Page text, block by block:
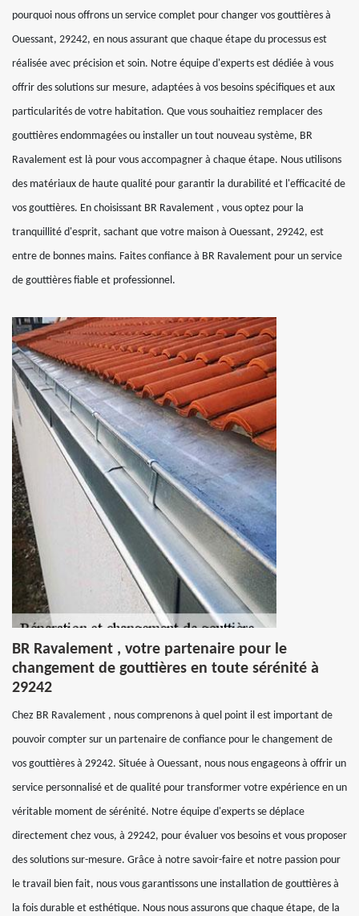
pourquoi nous offrons un service complet pour changer vos gouttières à
Ouessant, 29242, en nous assurant que chaque étape du processus est
réalisée avec précision et soin. Notre équipe d'experts est dédiée à vous
offrir des solutions sur mesure, adaptées à vos besoins spécifiques et aux
particularités de votre habitation. Que vous souhaitiez remplacer des
gouttières endommagées ou installer un tout nouveau système, BR
Ravalement est là pour vous accompagner à chaque étape. Nous utilisons
des matériaux de haute qualité pour garantir la durabilité et l'efficacité de
vos gouttières. En choisissant BR Ravalement , vous optez pour la
tranquillité d'esprit, sachant que votre maison à Ouessant, 29242, est
entre de bonnes mains. Faites confiance à BR Ravalement pour un service
de gouttières fiable et professionnel.
BR Ravalement , votre partenaire pour le
changement de gouttières en toute sérénité à
29242
Chez BR Ravalement , nous comprenons à quel point il est important de
pouvoir compter sur un partenaire de confiance pour le changement de
vos gouttières à 29242. Située à Ouessant, nous nous engageons à offrir un
service personnalisé et de qualité pour transformer votre expérience en un
véritable moment de sérénité. Notre équipe d'experts se déplace
directement chez vous, à 29242, pour évaluer vos besoins et vous proposer
des solutions sur-mesure. Grâce à notre savoir-faire et notre passion pour
le travail bien fait, nous vous garantissons une installation de gouttières à
la fois durable et esthétique. Nous nous assurons que chaque étape, de la